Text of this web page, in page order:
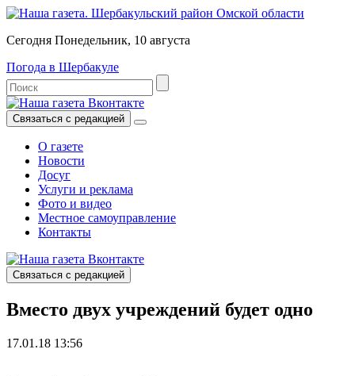
Сегодня Понедельник, 10 августа
Погода в Шербакуле
Связаться с редакцией
О газете
Новости
Досуг
Услуги и реклама
Фото и видео
Местное самоуправление
Контакты
Связаться с редакцией
Вместо двух учреждений будет одно
17.01.18 13:56